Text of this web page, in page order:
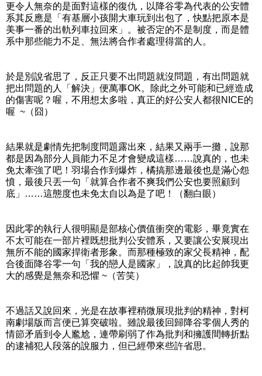
更令人無奈的是面對這樣的復仇，以降谷零為代表的公安體
系其反應是「有基層小孩開大車玩到出包了，快點把原本是
美事一番的出軌列車拉回來」。被否定的不是制度，而是體
系中那些能力不足、無法將合作者處理得當的人。
於是別說省思了，反正只要不出問題就沒問題，有出問題就
把出問題的人「解決」便萬事OK。除此之外可能和已經造成
的傷害呢？喔，不用想太多啦，真正的好公安人都很NICE的
喔 ~（囧）
結果就是劇情先把制度問題露出來，結果又兩手一攤，說那
都是因為部分人員能力不足才會變成這樣……說真的，也未
免太牽強了吧！羽場合作到爆炸，橘搞那邊最後也是滿心怨
憤，最後只丟一句「就算合作者不爽我們公安也要照顧到
底」……這態度也未免太自以為是了吧！（翻白眼）
因此零的執行人很明顯是部核心價值衝突的電影，畢竟實在
不太可能在一部片裡既想批判公安體系，又要讓公安展現出
無所不能的國家捍衛者形象。而那種極致的家父長精神，配
合後面降谷零一句「我的戀人是國家」，說真的比起帥我更
大的感覺是無奈和恐懼 ~（苦笑）
不過話又說回來，光是在故事裡稍微展現批判的精神，對柯
南劇場版而言便已算突破啦。雖說最後回歸降谷零個人秀的
情節矛盾到令人尷尬，連帶刷弱了作為批判和擁護間轉折點
的逮補犯人段落的說服力，但已經帶來些許省思。